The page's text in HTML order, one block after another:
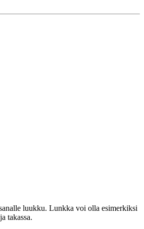
luukku. Lunkka voi olla esimerkiksi
takassa.